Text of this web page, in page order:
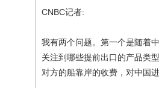
CNBC记者:
我有两个问题。第一个是随着
关注到哪些提前出口的产品类
对方的船靠岸的收费，对中国